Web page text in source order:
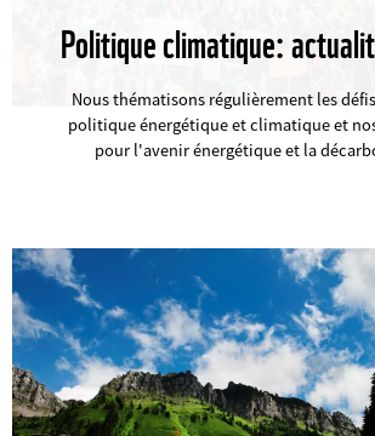
Politique climatique:
Nous thématisons régulièrement les
politique énergétique et climatique et
pour l'avenir énergétique et la